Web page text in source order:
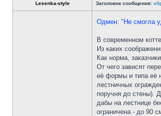
Lesenka-style Заголовок сообщения:
Одмен: "Не смогла
В современном
Из каких
Как норма,
От чего зависят
её формы и типа её
лестничных
поручня до стены).
дабы на лестнице
ограничена - до 90